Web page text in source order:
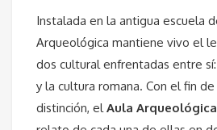
Instalada en la antigua escuela
Arqueológica mantiene vivo el
dos cultural enfrentadas entre
y la cultura romana. Con el fin
distinción, elAula Arqueológica